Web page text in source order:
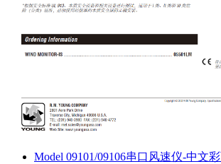
Model 09101/09106串口风速仪-中文